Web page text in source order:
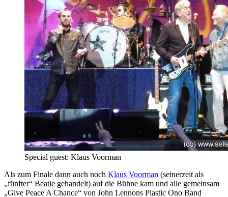
Special guest: Klaus Voorman
Als zum Finale dann auch noch Klaus Voorman (seinerzeit als
„fünfter“ Beatle gehandelt) auf die Bühne kam und alle gemeinsam
„Give Peace A Chance“ von John Lennons Plastic Ono Band